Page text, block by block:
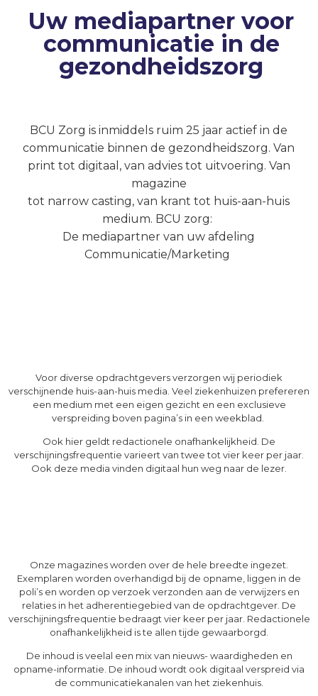
communicatie in de
gezondheidszorg
Meer informatie
Uw mediapartner voor
communicatie in de
gezondheidszorg
BCU Zorg is inmiddels ruim 25 jaar actief in de
communicatie binnen de gezondheidszorg. Van
print tot digitaal, van advies tot uitvoering. Van
magazine
tot narrow casting, van krant tot huis-aan-huis
medium. BCU zorg:
De mediapartner van uw afdeling
Communicatie/Marketing
Onze magazines worden over de hele breedte ingezet.
Exemplaren worden overhandigd bij de opname, liggen in de
poli’s en worden op verzoek verzonden aan de verwijzers en
relaties in het adherentiegebied van de opdrachtgever. De
verschijningsfrequentie bedraagt vier keer per jaar. Redactionele
onafhankelijkheid is te allen tijde gewaarborgd.
De inhoud is veelal een mix van nieuws- waardigheden en
opname-informatie. De inhoud wordt ook digitaal verspreid via
de communicatiekanalen van het ziekenhuis.
Voor diverse opdrachtgevers verzorgen wij periodiek
verschijnende huis-aan-huis media. Veel ziekenhuizen prefereren
een medium met een eigen gezicht en een exclusieve
verspreiding boven pagina’s in een weekblad.
Ook hier geldt redactionele onafhankelijkheid. De
verschijningsfrequentie varieert van twee tot vier keer per jaar.
Ook deze media vinden digitaal hun weg naar de lezer.